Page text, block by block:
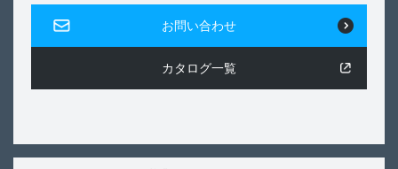
お問い合わせ
カタログ一覧